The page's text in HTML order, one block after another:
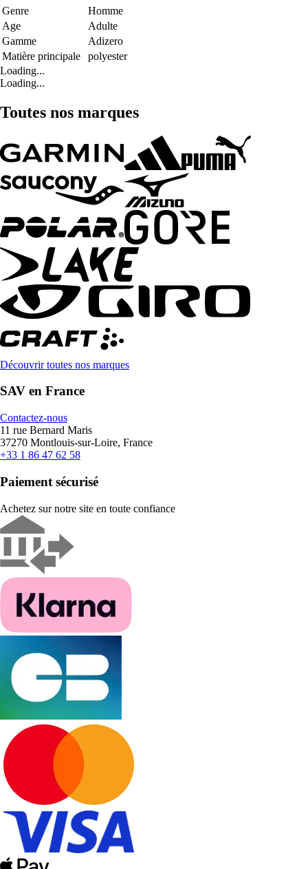
Genre
Homme
Age
Adulte
Gamme
Adizero
Matière principale
polyester
Loading...
Loading...
Toutes nos marques
Découvrir toutes nos marques
SAV en France
Contactez-nous
11 rue Bernard Maris
37270 Montlouis-sur-Loire, France
+33 1 86 47 62 58
Paiement sécurisé
Achetez sur notre site en toute confiance